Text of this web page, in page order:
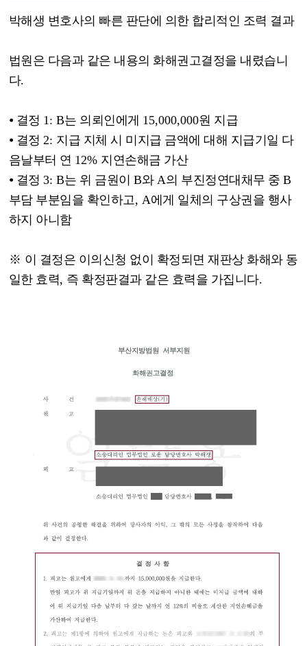
박해생 변호사의 빠른 판단에 의한 합리적인 조력 결과
법원은 다음과 같은 내용의 화해권고결정을 내렸습니
다.
⦁ 결정 1: B는 의뢰인에게 15,000,000원 지급
⦁ 결정 2: 지급 지체 시 미지급 금액에 대해 지급기일 다
음날부터 연 12% 지연손해금 가산
⦁ 결정3: B는 위 금원이B와 A의 부진정연대채무 중B
부담 부분임을 확인하고 , A에게 일체의 구상권을 행사
하지 아니함
※ 이 결정은 이의신청 없이 확정되면 재판상 화해와 동
일한 효력, 즉 확정판결과 같은 효력을 가집니다.